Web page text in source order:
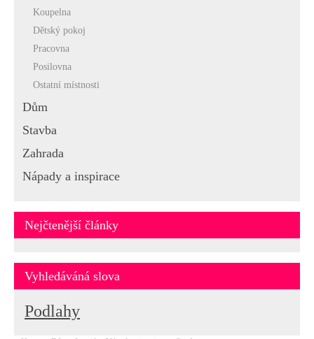
Koupelna
Dětský pokoj
Pracovna
Posilovna
Ostatní místnosti
Dům
Stavba
Zahrada
Nápady a inspirace
Nejčtenější články
Vyhledáváná slova
Podlahy